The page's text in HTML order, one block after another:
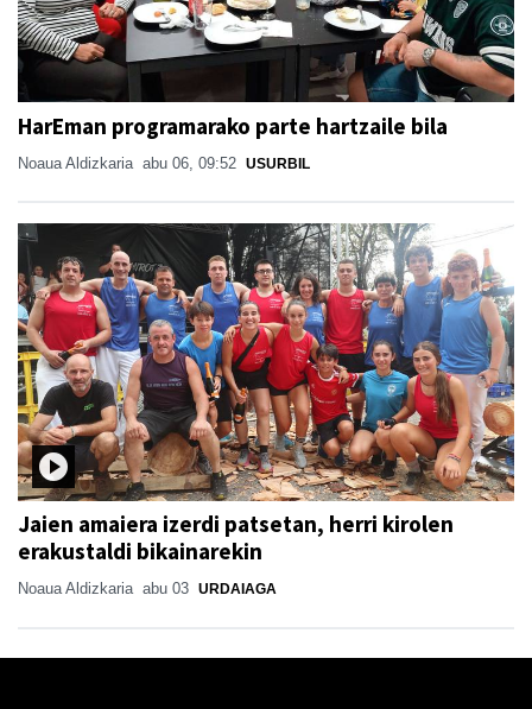
HarEman programarako parte hartzaile bila
Noaua Aldizkaria abu 06, 09:52 USURBIL
Jaien amaiera izerdi patsetan, herri kirolen
erakustaldi bikainarekin
Noaua Aldizkaria abu 03 URDAIAGA